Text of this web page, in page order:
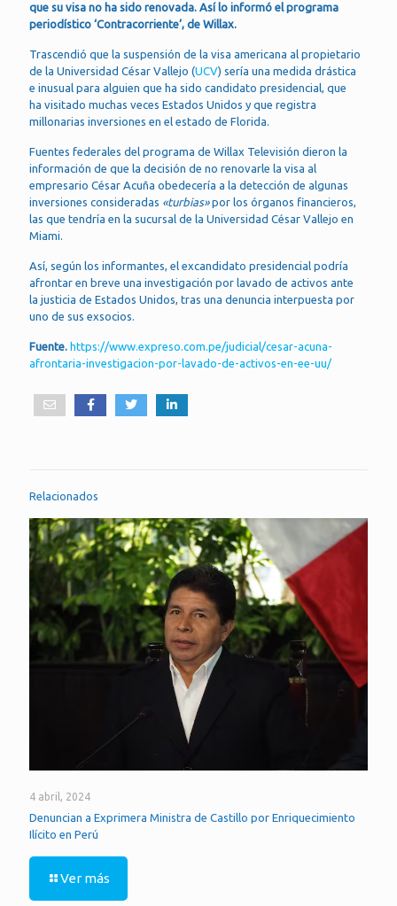
que su visa no ha sido renovada. Así lo informó el programa
periodístico ‘Contracorriente’, de Willax.
Trascendió que la suspensión de la visa americana al propietario
de la Universidad César Vallejo (UCV) sería una medida drástica
e inusual para alguien que ha sido candidato presidencial, que
ha visitado muchas veces Estados Unidos y que registra
millonarias inversiones en el estado de Florida.
Fuentes federales del programa de Willax Televisión dieron la
información de que la decisión de no renovarle la visa al
empresario César Acuña obedecería a la detección de algunas
inversiones consideradas «turbias»por los órganos financieros,
las que tendría en la sucursal de la Universidad César Vallejo en
Miami.
Así, según los informantes, el excandidato presidencial podría
afrontar en breve una investigación por lavado de activos ante
la justicia de Estados Unidos, tras una denuncia interpuesta por
uno de sus exsocios.
Fuente. https://www.expreso.com.pe/judicial/cesar-acuna-
afrontaria-investigacion-por-lavado-de-activos-en-ee-uu/
Relacionados
4 abril, 2024
Denuncian a Exprimera Ministra de Castillo por Enriquecimiento
Ilícito en Perú
Ver más